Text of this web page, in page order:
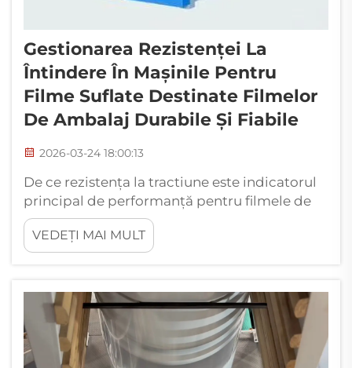
Gestionarea Rezistenței La
Întindere În Mașinile Pentru
Filme Suflate Destinate Filmelor
De Ambalaj Durabile Și Fiabile
2026-03-24 18:00:13
De ce rezistența la tractiune este indicatorul
principal de performanță pentru filmele de
ambalare. Legarea rezistenței la tractiune de
cerințele reale ale ambalării: rezistența la
perforare, integritatea etanșării și reținerea
ambalare, rezistența la tractiune este
esențială...
VEDEȚI MAI MULT